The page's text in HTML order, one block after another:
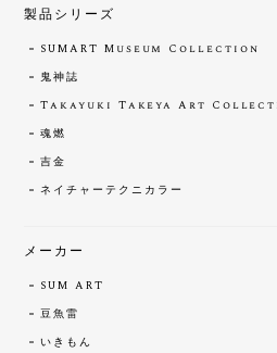
製品シリーズ
SUMART Museum Collection
鬼神誌
Takayuki Takeya Art
魂燃
吉金
ネイチャーテクニカラー
メーカー
SUM ART
豆魚雷
いきもん